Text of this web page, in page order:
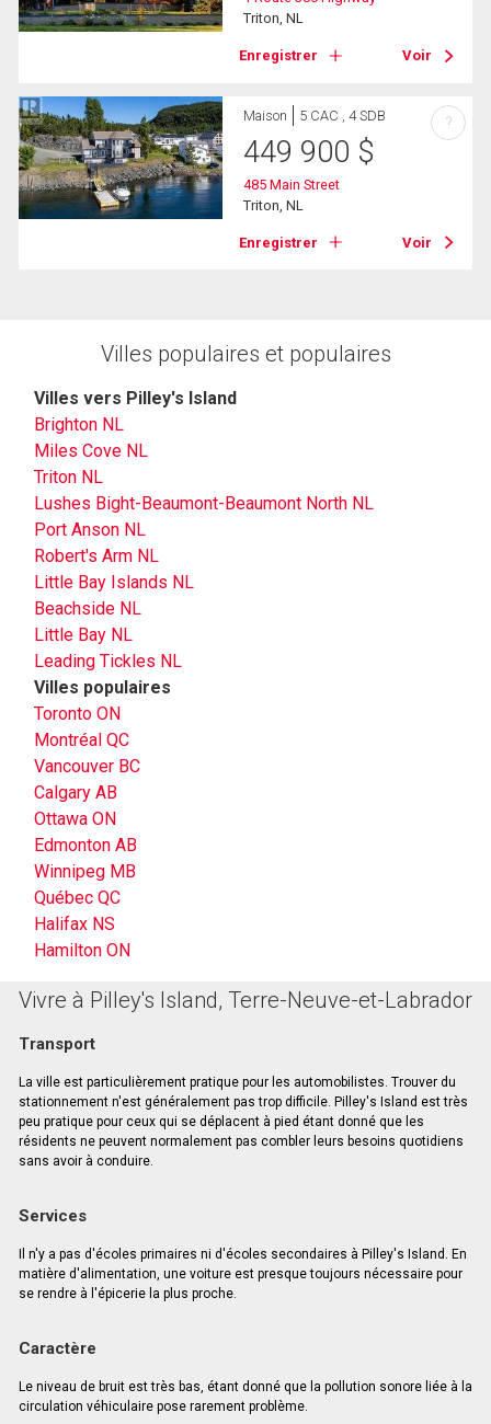
Triton, NL
Enregistrer Voir
Maison 5 CAC , 4 SDB
449 900 $
485 Main Street
Triton, NL
Enregistrer Voir
?
Villes populaires et populaires
Villes vers Pilley's Island
Brighton NL
Miles Cove NL
Triton NL
Lushes Bight-Beaumont-Beaumont North NL
Port Anson NL
Robert's Arm NL
Little Bay Islands NL
Beachside NL
Little Bay NL
Leading Tickles NL
Villes populaires
Toronto ON
Montréal QC
Vancouver BC
Calgary AB
Ottawa ON
Edmonton AB
Winnipeg MB
Québec QC
Halifax NS
Hamilton ON
Vivre à Pilley's Island, Terre-Neuve-et-Labrador
Transport
La ville est particulièrement pratique pour les automobilistes. Trouver du
stationnement n'est généralement pas trop difficile. Pilley's Island est très
peu pratique pour ceux qui se déplacent à pied étant donné que les
résidents ne peuvent normalement pas combler leurs besoins quotidiens
sans avoir à conduire.
Services
Il n'y a pas d'écoles primaires ni d'écoles secondaires à Pilley's Island. En
matière d'alimentation, une voiture est presque toujours nécessaire pour
se rendre à l'épicerie la plus proche.
Caractère
Le niveau de bruit est très bas, étant donné que la pollution sonore liée à la
circulation véhiculaire pose rarement problème.